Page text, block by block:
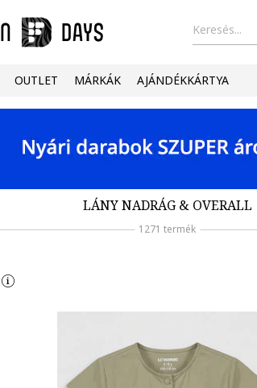
Keresés...
OUTLET MÁRKÁK AJÁNDÉKKÁRTYA
LÁNY NADRÁG & OVERALL
1271 termék